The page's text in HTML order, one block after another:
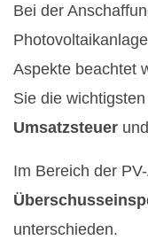
Bei der
Aspekte beachtet
Sie die
Umsatzsteuer
Im Bereich der
unterschieden.